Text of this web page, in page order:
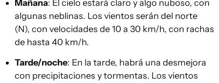
Mañana: El cielo estará claro y algo nuboso, con
algunas neblinas. Los vientos serán del norte
(N), con velocidades de 10 a 30 km/h, con rachas
de hasta 40 km/h.
Tarde/noche: En la tarde, habrá una desmejora
con precipitaciones y tormentas. Los vientos